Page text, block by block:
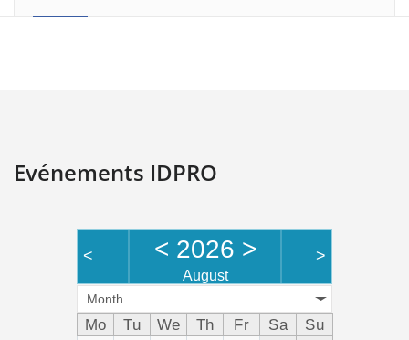
Evénements IDPRO
< < 2026 >
August
>
Month
Mo Tu We Th Fr Sa
Su